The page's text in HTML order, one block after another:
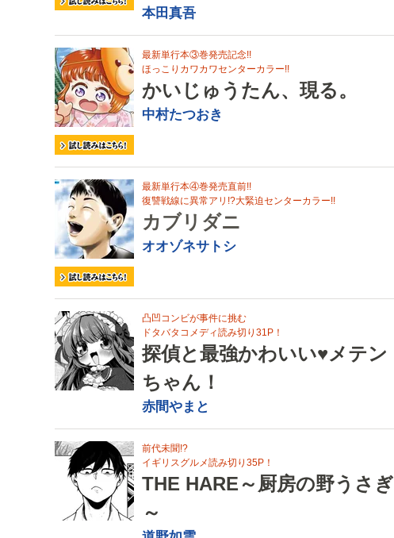
本田真吾
最新単行本③巻発売記念!!
ほっこりカワカワセンターカラー!!
かいじゅうたん、現る。
中村たつおき
最新単行本④巻発売直前!!
復讐戦線に異常アリ!?大緊迫センターカラー!!
カブリダニ
オオゾネサトシ
凸凹コンビが事件に挑む
ドタバタコメディ読み切り31P！
探偵と最強かわいい♥メテン
ちゃん！
赤間やまと
前代未聞!?
イギリスグルメ読み切り35P！
THE HARE～厨房の野うさぎ
～